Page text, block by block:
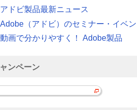
アドビ製品最新ニュース
Adobe（アドビ）のセミナー・イベン
動画で分かりやすく！ Adobe製品
ンペーン